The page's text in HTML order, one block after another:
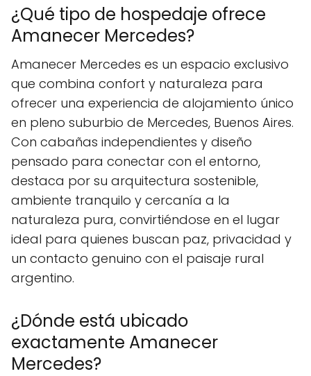
¿Qué tipo de hospedaje ofrece
Amanecer Mercedes?
Amanecer Mercedes es un espacio exclusivo
que combina confort y naturaleza para
ofrecer una experiencia de alojamiento único
en pleno suburbio de Mercedes, Buenos Aires.
Con cabañas independientes y diseño
pensado para conectar con el entorno,
destaca por su arquitectura sostenible,
ambiente tranquilo y cercanía a la
naturaleza pura, convirtiéndose en el lugar
ideal para quienes buscan paz, privacidad y
un contacto genuino con el paisaje rural
argentino.
¿Dónde está ubicado
exactamente Amanecer
Mercedes?